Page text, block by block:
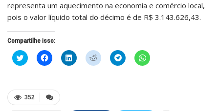
representa um aquecimento na economia e comércio local,
pois o valor líquido total do décimo é de R$ 3.143.626,43.
Compartilhe isso:
Clique
para
em
nova
janela)
Clique
para
em
nova
janela)
Clique
para
Clique
para
Clique
para
Clique
para
352